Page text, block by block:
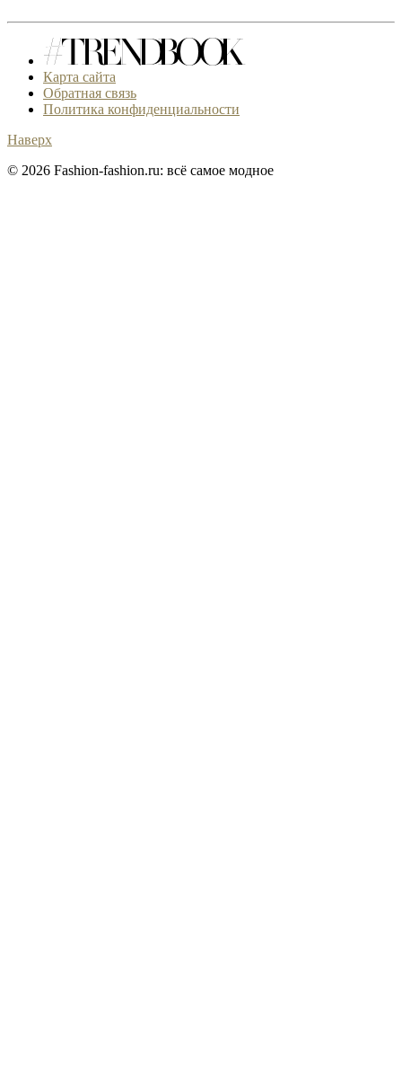
Карта сайта
Обратная связь
Политика конфиденциальности
Наверх
© 2026 Fashion-fashion.ru: всё самое модное